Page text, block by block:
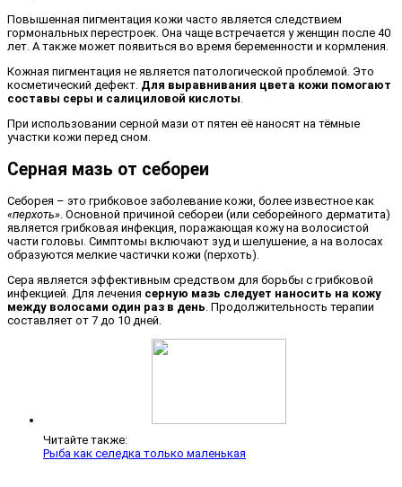
Повышенная пигментация кожи часто является следствием
гормональных перестроек. Она чаще встречается у женщин после 40
лет. А также может появиться во время беременности и кормления.
Кожная пигментация не является патологической проблемой. Это
косметический дефект. Для выравнивания цвета кожи помогают
составы серы и салициловой кислоты.
При использовании серной мази от пятен её наносят на тёмные
участки кожи перед сном.
Серная мазь от себореи
Себорея – это грибковое заболевание кожи, более известное как
«перхоть» . Основной причиной себореи (или себорейного дерматита)
является грибковая инфекция, поражающая кожу на волосистой
части головы. Симптомы включают зуд и шелушение, а на волосах
образуются мелкие частички кожи (перхоть).
Сера является эффективным средством для борьбы с грибковой
инфекцией. Для лечения серную мазь следует наносить на кожу
между волосами один раз в день . Продолжительность терапии
составляет от 7 до 10 дней.
Читайте также:
Рыба как селедка только маленькая